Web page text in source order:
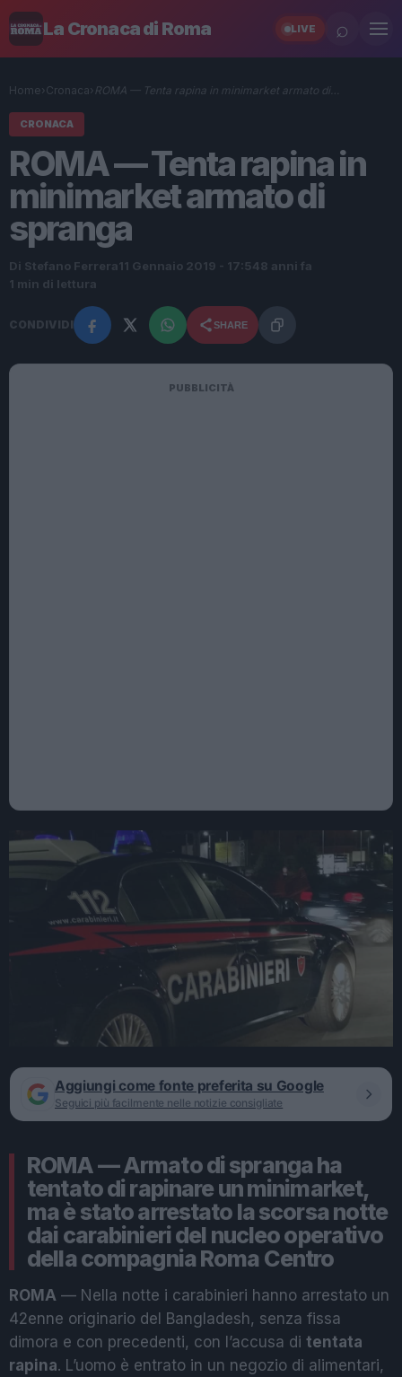
La Cronaca di Roma LIVE ⌕
Home› Cronaca› ROMA — Tenta rapina in minimarket armato di…
CRONACA
ROMA — Tenta rapina in
minimarket armato di
spranga
Di Stefano Ferrera 11 Gennaio 2019 - 17:548 anni fa
1 min di lettura
CONDIVIDI SHARE
PUBBLICITÀ
Aggiungi come fonte preferita su Google
Seguici più facilmente nelle notizie consigliate
ROMA — Armato di spranga ha
tentato di rapinare un minimarket,
ma è stato arrestato la scorsa notte
dai carabinieri del nucleo operativo
della compagnia Roma Centro
ROMA — Nella notte i carabinieri hanno arrestato un
42enne originario del Bangladesh, senza fissa
dimora e con precedenti, con l’accusa di tentata
rapina. L’uomo è entrato in un negozio di alimentari,